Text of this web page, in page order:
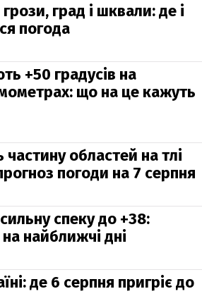
град і шквали: де і
погода
+50 градусів на
що на це кажуть
областей на тлі
погоди на 7 серпня
спеку до +38:
найближчі дні
де 6 серпня пригріє до